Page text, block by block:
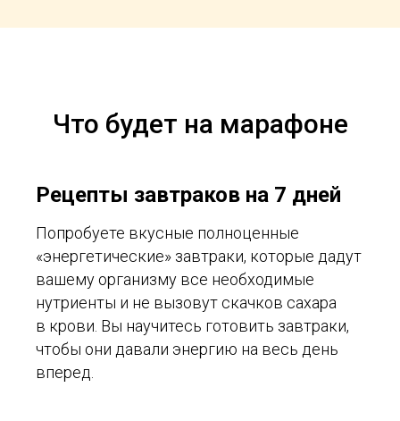
Что будет на марафоне
Рецепты завтраков на 7 дней
Попробуете вкусные полноценные
«энергетические» завтраки, которые дадут
вашему организму все необходимые
нутриенты и не вызовут скачков сахара
в крови. Вы научитесь готовить завтраки,
чтобы они давали энергию на весь день
вперед.